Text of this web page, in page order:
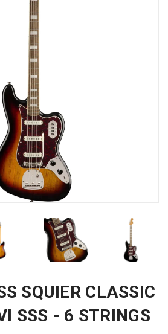
SQUIER CLASSIC
SSS - 6 STRINGS